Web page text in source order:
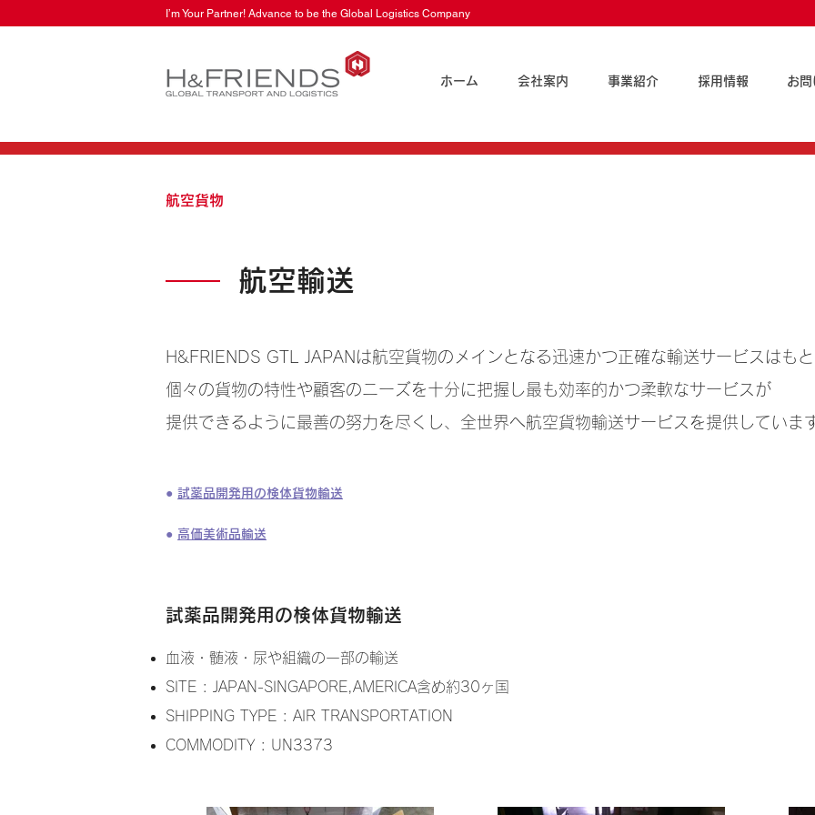
I’m Your Partner! Advance to be the Global Logistics Company
ホーム 会社案内 事業紹介 採用情報 お
航空貨物
航空輸送
H&FRIENDS GTL JAPANは航空貨物のメインとなる迅速かつ正確な輸送サービスはも
個々の貨物の特性や顧客のニーズを十分に把握し最も効率的かつ柔軟なサービスが
提供できるように最善の努力を尽くし、全世界へ航空貨物輸送サービスを提供していま
● 試薬品開発用の検体貨物輸送
● 高価美術品輸送
試薬品開発用の検体貨物輸送
血液・髄液・尿や組織の一部の輸送
SITE : JAPAN-SINGAPORE,AMERICA含め約30ヶ国
SHIPPING TYPE : AIR TRANSPORTATION
COMMODITY : UN3373